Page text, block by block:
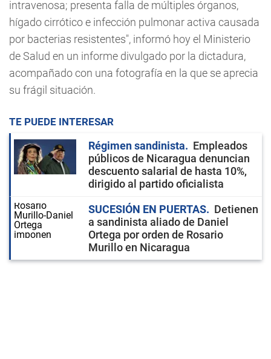
intravenosa; presenta falla de múltiples órganos,
hígado cirrótico e infección pulmonar activa causada
por bacterias resistentes", informó hoy el Ministerio
de Salud en un informe divulgado por la dictadura,
acompañado con una fotografía en la que se aprecia
su frágil situación.
TE PUEDE INTERESAR
Régimen sandinista
Empleados
públicos de Nicaragua denuncian
descuento salarial de hasta 10%,
dirigido al partido oficialista
SUCESIÓN EN PUERTAS
Detienen
a sandinista aliado de Daniel
Ortega por orden de Rosario
Murillo en Nicaragua